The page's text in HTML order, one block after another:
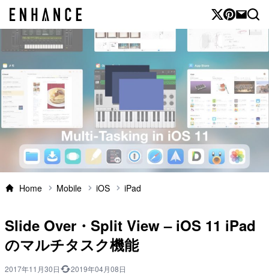
Home Mobile iOS iPad
Slide Over・Split View – iOS 11 iPad
のマルチタスク機能
2017年11月30日 2019年04月08日